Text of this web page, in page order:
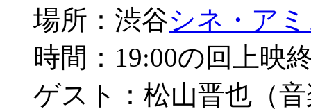
場所：渋谷シネ・ア
時間：19:00の回上映
ゲスト：松山晋也（